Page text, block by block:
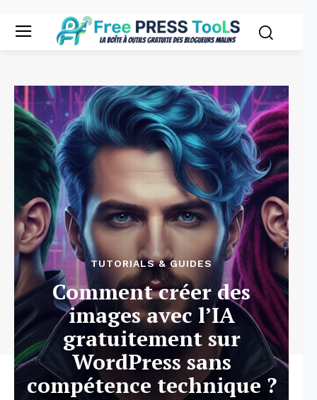
TUTORIALS & GUIDES
Comment créer des
images avec l’IA
gratuitement sur
WordPress sans
compétence technique ?